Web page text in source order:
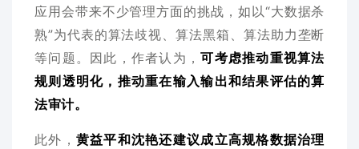
应用会带来不少管理方面的挑战，如以“大数据杀
熟”为代表的算法歧视、算法黑箱、算法助力垄断
等问题。因此，作者认为，可考虑推动重视算法
规则透明化，推动重在输入输出和结果评估的算
法审计。
此外， 黄益平和沈艳还建议成立高规格数据治理